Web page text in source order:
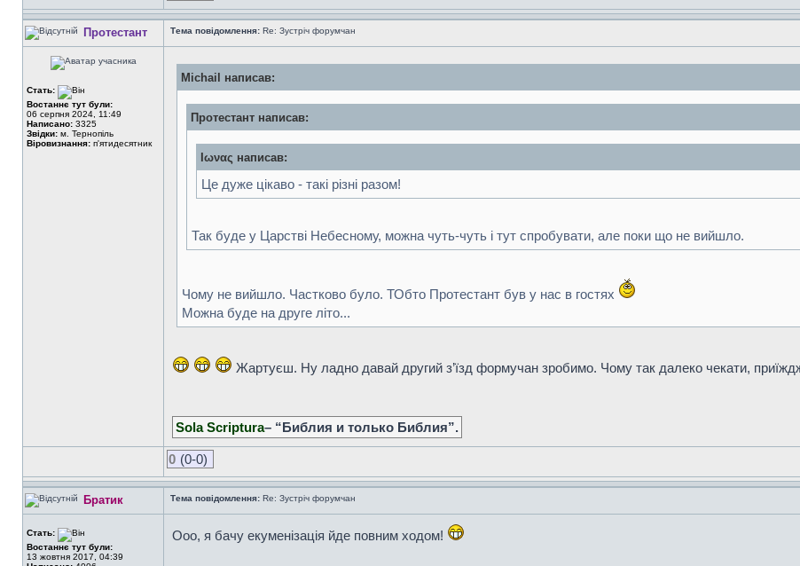
Протестант Тема повідомлення: Re: Зустріч форумчан
Стать:
Востаннє тут були:
06 серпня 2024, 11:49
Написано: 3325
Звідки: м. Тернопіль
Віровизнання: п'ятидесятник
Michail написав:
Протестант написав:
Ιωνας написав:
Це дуже цікаво - такі різні разом!
Так буде у Царстві Небесному, можна чуть-чуть і тут спробувати, але поки що не вийшло.
Чому не вийшло. Частково було. ТОбто Протестант був у нас в гостях
Можна буде на друге літо...
Жартуєш. Ну ладно давай другий з’їзд формучан зробимо. Чому так далеко чекати,
Sola Scriptura– “Библия и только Библия”.
0 (0-0)
Братик Тема повідомлення: Re: Зустріч форумчан
Стать:
Востаннє тут були:
13 жовтня 2017, 04:39
Ооо, я бачу екуменізація йде повним ходом!